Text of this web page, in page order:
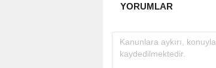
YORUMLAR